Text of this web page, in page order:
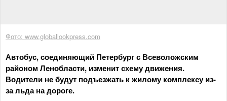
Фото: www.globallookpress.com
Автобус, соединяющий Петербург с Всеволожским
районом Ленобласти, изменит схему движения.
Водители не будут подъезжать к жилому комплексу из-
за льда на дороге.